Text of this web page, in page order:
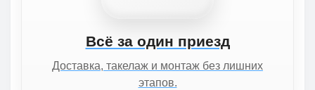
Всё за один приезд
Доставка, такелаж и монтаж без лишних
этапов.